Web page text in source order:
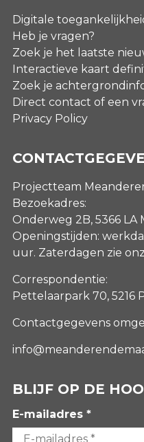
Digitale
Heb je vragen?
Zoek je het laatste
Interactieve kaart
Zoek je
Direct contact of een
Privacy Policy
Projectteam
Bezoekadres:
Onderweg 2B, 5366 LA
Openingstijden:
uur. Zaterdagen zie
Correspondentie:
Pettelaarpark 70, 5216
Contactgegevens
BLIJF OP DE
E-mailadres *